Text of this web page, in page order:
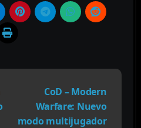
CoD – Modern
Warfare: Nuevo
modo multijugador